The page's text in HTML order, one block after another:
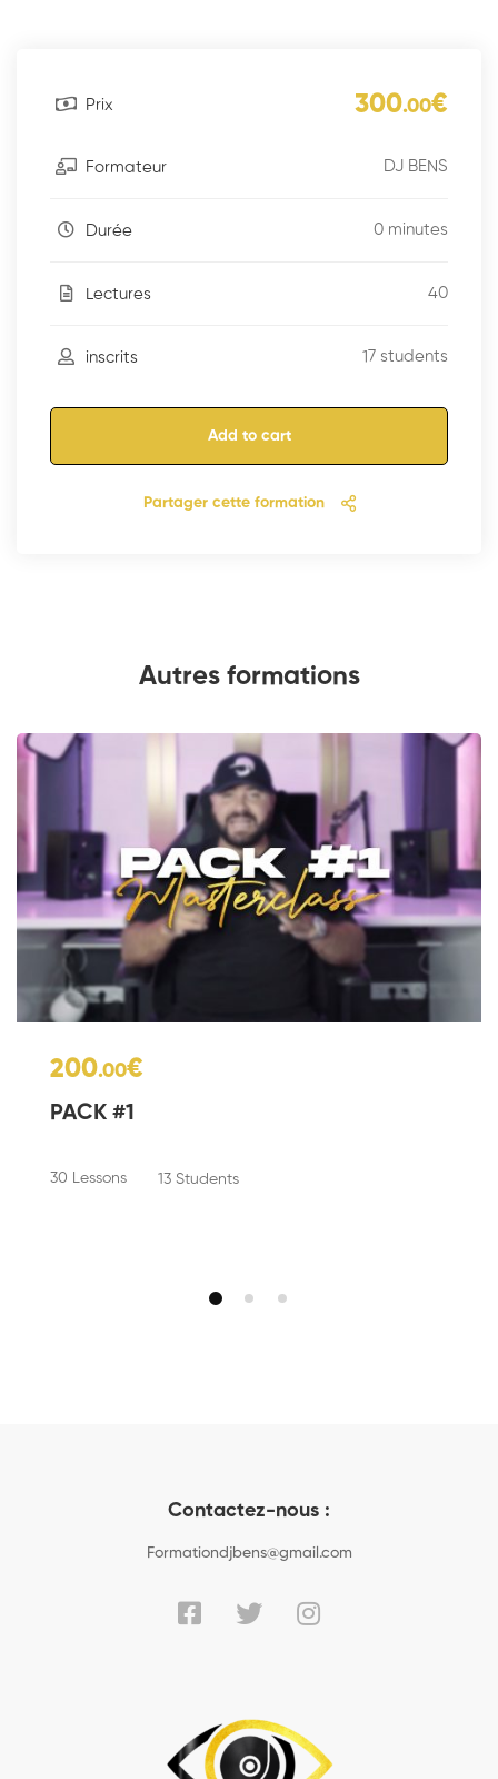
Prix 300.00€
Formateur DJ BENS
Durée 0 minutes
Lectures 40
inscrits 17 students
Add to cart
Partager cette formation
Autres formations
200.00€
PACK #1
30 Lessons 13 Students
Contactez-nous :
Formationdjbens@gmail.com